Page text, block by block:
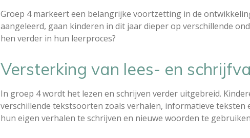
Groep 4 markeert een belangrijke voortzetting in de
aangeleerd, gaan kinderen in dit jaar dieper op verschillende
hen verder in hun leerproces?
Versterking van lees- en
In groep 4 wordt het lezen en schrijven verder uitgebreid.
verschillende tekstsoorten zoals verhalen, informatieve teksten
hun eigen verhalen te schrijven en nieuwe woorden te